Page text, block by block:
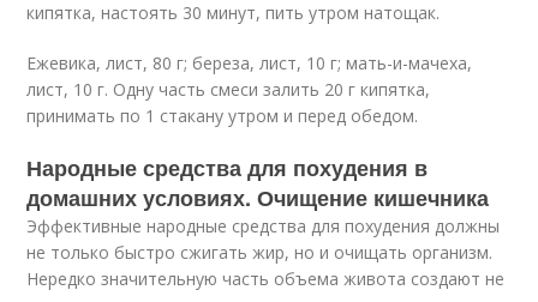
кипятка, настоять 30 минут, пить утром натощак.
Ежевика, лист, 80 г; береза, лист, 10 г; мать-и-мачеха,
лист, 10 г. Одну часть смеси залить 20 г кипятка,
принимать по 1 стакану утром и перед обедом.
Народные средства для похудения в
домашних условиях. Очищение кишечника
Эффективные народные средства для похудения должны
не только быстро сжигать жир, но и очищать организм.
Нередко значительную часть объема живота создают не